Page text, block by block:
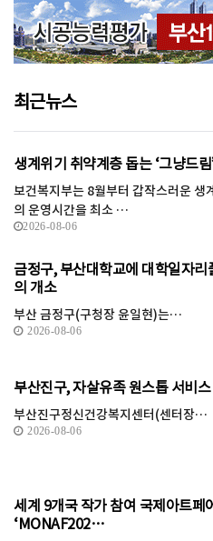
최근뉴스
생계위기 취약계층 돕는 ‘그냥드
보건복지부는 8월부터 갑작스러운 생
의 운영시간을 최소 …
2026-08-06
금정구, 부산대학교에 대학일자리
의 개소
부산 금정구(구청장 윤일현)는…
2026-08-06
부산진구, 자살유족 원스톱 서비스
부산진구정신건강복지센터(센터장…
2026-08-06
세계 9개국 작가 참여 국제아트
‘MONAF202…